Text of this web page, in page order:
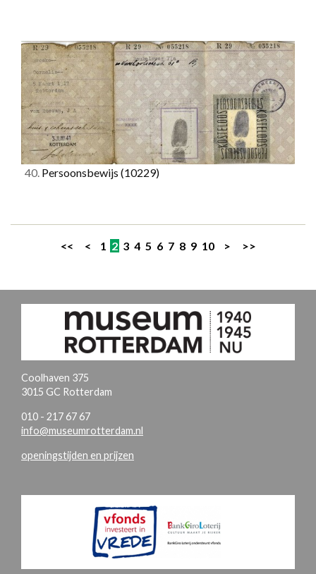
40. Persoonsbewijs (10229)
<< < 1 2 3 4 5 6 7 8 9 10 > >>
Coolhaven 375
3015 GC Rotterdam
010 - 217 67 67
info@museumrotterdam.nl
openingstijden en prijzen